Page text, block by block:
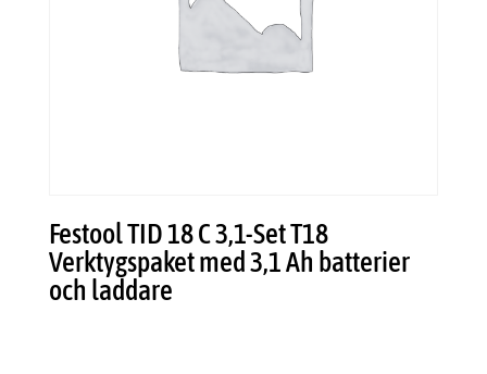
Festool TID 18 C 3,1-Set T18
Verktygspaket med 3,1 Ah batterier
och laddare